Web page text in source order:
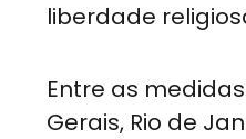
liberdade
Entre as
Gerais, Rio de